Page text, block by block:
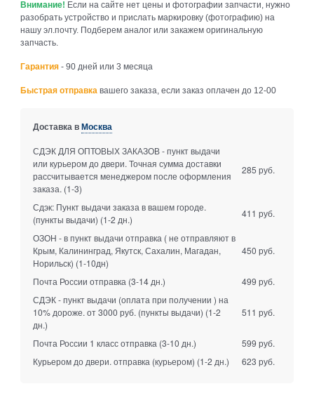
Внимание! Если на сайте нет цены и фотографии запчасти, нужно
разобрать устройство и прислать маркировку (фотографию) на
нашу эл.почту. Подберем аналог или закажем оригинальную
запчасть.
Гарантия - 90 дней или 3 месяца
Быстрая отправка вашего заказа, если заказ оплачен до 12-00
Доставка вМосква
СДЭК ДЛЯ ОПТОВЫХ ЗАКАЗОВ - пункт выдачи
или курьером до двери. Точная сумма доставки
рассчитывается менеджером после оформления
заказа. (1-3)
285 руб.
Сдэк: Пункт выдачи заказа в вашем городе.
(пункты выдачи) (1-2 дн.)
411 руб.
ОЗОН - в пункт выдачи отправка ( не отправляют в
Крым, Калининград, Якутск, Сахалин, Магадан,
Норильск) (1-10дн)
450 руб.
Почта России отправка (3-14 дн.)
499 руб.
СДЭК - пункт выдачи (оплата при получении ) на
10% дороже. от 3000 руб. (пункты выдачи) (1-2
дн.)
511 руб.
Почта России 1 класс отправка (3-10 дн.)
599 руб.
Курьером до двери. отправка (курьером) (1-2 дн.) 623 руб.